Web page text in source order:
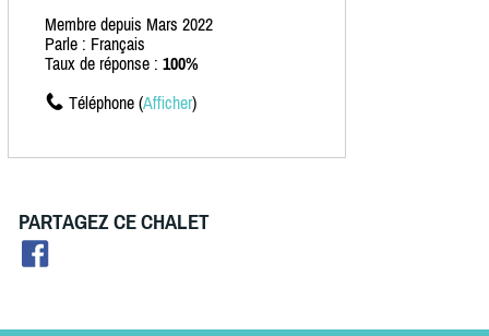
Membre depuis Mars 2022
Parle : Français
Taux de réponse : 100%
Téléphone (Afficher)
PARTAGEZ CE CHALET